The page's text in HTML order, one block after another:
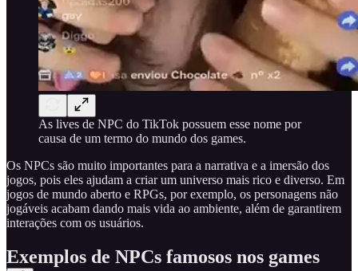
As lives de NPC do TikTok possuem esse nome por
causa de um termo do mundo dos games.
Os NPCs são muito importantes para a narrativa e a imersão dos
jogos, pois eles ajudam a criar um universo mais rico e diverso. Em
jogos de mundo aberto e RPGs, por exemplo, os personagens não
jogáveis acabam dando mais vida ao ambiente, além de garantirem
interações com os usuários.
Exemplos de NPCs famosos nos games